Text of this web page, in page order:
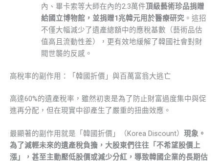
內、畢卡索等大師在內的2.3萬件頂級藝術珍品捐贈
給國立博物館，並捐贈1兆韓元用於醫療研究。這招
不僅大幅減少了遺產總額中的應稅基數（藝術品估
值高且流動性差），更有效地緩解了韓國社會對財
閥世襲的反感。
高稅率的副作用：「韓國折價」與百萬富翁大逃亡
高達60%的遺產稅率，雖然初衷是為了防止財富過度集中與促
進再分配，但在現實中卻產生了嚴重的扭曲效應。
最顯著的副作用就是「韓國折價」（Korea Discount） 現象。
為了減輕未來的遺產稅負擔，大股東們往往「不希望股價上
漲」，甚至主動壓低股價或減少分紅，導致韓國企業的長期估